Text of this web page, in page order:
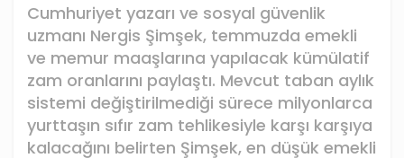
Cumhuriyet yazarı ve sosyal güvenlik
uzmanı Nergis Şimşek, temmuzda emekli
ve memur maaşlarına yapılacak kümülatif
zam oranlarını paylaştı. Mevcut taban aylık
sistemi değiştirilmediği sürece milyonlarca
yurttaşın sıfır zam tehlikesiyle karşı karşıya
kalacağını belirten Şimşek, en düşük emekli